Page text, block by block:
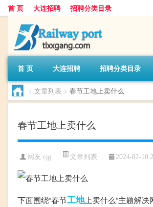
首 页 大连招聘 招聘分类目录
首 页 大连招聘 招聘分类目录
> 文章列表 > 春节工地上卖什么
春节工地上卖什么
网友:cjg 文章列表 2024-02-10
下面围绕“春节工地上卖什么”主题解